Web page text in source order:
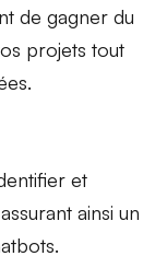
de gagner du
projets tout
et
ainsi un